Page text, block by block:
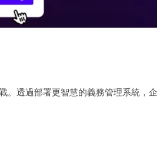
。透過部署更智慧的義務管理系統，企